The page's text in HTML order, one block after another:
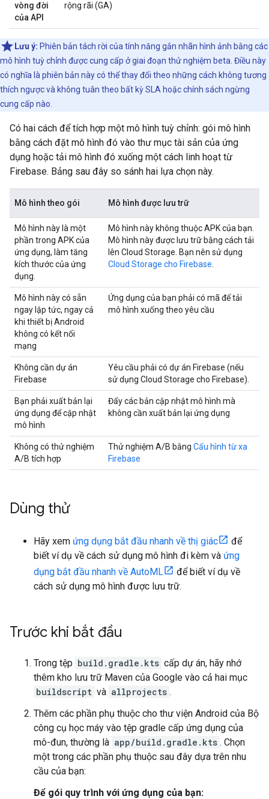
vòng đời
của API
rộng rãi (GA)
Lưu ý: Phiên bản tách rời của tính năng gắn nhãn hình ảnh bằng các
mô hình tuỳ chỉnh được cung cấp ở giai đoạn thử nghiệm beta. Điều này
có nghĩa là phiên bản này có thể thay đổi theo những cách không tương
thích ngược và không tuân theo bất kỳ SLA hoặc chính sách ngừng
cung cấp nào.
Có hai cách để tích hợp một mô hình tuỳ chỉnh: gói mô hình
bằng cách đặt mô hình đó vào thư mục tài sản của ứng
dụng hoặc tải mô hình đó xuống một cách linh hoạt từ
Firebase. Bảng sau đây so sánh hai lựa chọn này.
Mô hình theo gói Mô hình được lưu trữ
Mô hình này là một
phần trong APK của
ứng dụng, làm tăng
kích thước của ứng
dụng.
Mô hình này không thuộc APK của bạn.
Mô hình này được lưu trữ bằng cách tải
lên Cloud Storage. Bạn nên sử dụng
Cloud Storage cho Firebase
Mô hình này có sẵn
ngay lập tức, ngay cả
khi thiết bị Android
không có kết nối
mạng
Ứng dụng của bạn phải có mã để tải
mô hình xuống theo yêu cầu
Không cần dự án
Firebase
Yêu cầu phải có dự án Firebase (nếu
sử dụng Cloud Storage cho Firebase).
Bạn phải xuất bản lại
ứng dụng để cập nhật
mô hình
Đẩy các bản cập nhật mô hình mà
không cần xuất bản lại ứng dụng
Không có thử nghiệm
A/B tích hợp
Thử nghiệm A/B bằng Cấu hình từ xa
Firebase
Dùng thử
Hãy xem ứng dụng bắt đầu nhanh về thị giác
để
biết ví dụ về cách sử dụng mô hình đi kèm và ứng
dụng bắt đầu nhanh về AutoML
để biết ví dụ về
cách sử dụng mô hình được lưu trữ.
Trước khi bắt đầu
Trong tệp build.gradle.kts cấp dự án, hãy nhớ
thêm kho lưu trữ Maven của Google vào cả hai mục
buildscript và allprojects .
Thêm các phần phụ thuộc cho thư viện Android của Bộ
công cụ học máy vào tệp gradle cấp ứng dụng của
mô-đun, thường là app/build.gradle.kts . Chọn
một trong các phần phụ thuộc sau đây dựa trên nhu
cầu của bạn:
Để gói quy trình với ứng dụng của bạn: